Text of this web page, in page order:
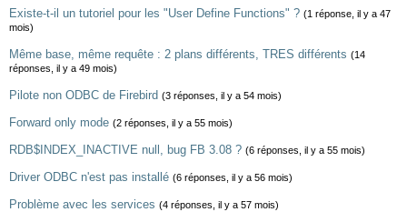
Existe-t-il un tutoriel pour les "User Define Functions" ? (1 réponse, il y a 47
mois)
Même base, même requête : 2 plans différents, TRES différents (14
réponses, il y a 49 mois)
Pilote non ODBC de Firebird (3 réponses, il y a 54 mois)
Forward only mode (2 réponses, il y a 55 mois)
RDB$INDEX_INACTIVE null, bug FB 3.08 ? (6 réponses, il y a 55 mois)
Driver ODBC n'est pas installé (6 réponses, il y a 56 mois)
Problème avec les services (4 réponses, il y a 57 mois)